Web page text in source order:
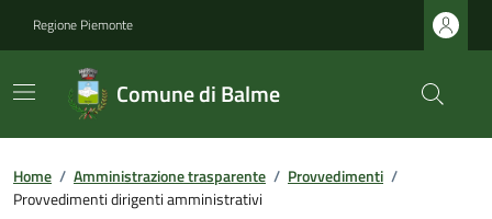
Regione Piemonte
Comune di Balme
Home / Amministrazione trasparente / Provvedimenti /
Provvedimenti dirigenti amministrativi